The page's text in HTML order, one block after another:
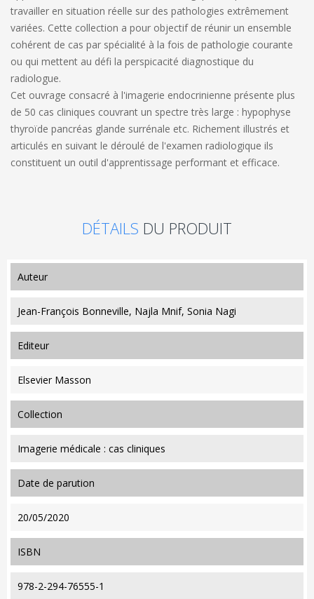
travailler en situation réelle sur des pathologies extrêmement
variées. Cette collection a pour objectif de réunir un ensemble
cohérent de cas par spécialité à la fois de pathologie courante
ou qui mettent au défi la perspicacité diagnostique du
radiologue.
Cet ouvrage consacré à l'imagerie endocrinienne présente plus
de 50 cas cliniques couvrant un spectre très large : hypophyse
thyroïde pancréas glande surrénale etc. Richement illustrés et
articulés en suivant le déroulé de l'examen radiologique ils
constituent un outil d'apprentissage performant et efficace.
DÉTAILS DU PRODUIT
auteur
Jean-François Bonneville, Najla Mnif, Sonia Nagi
editeur
Elsevier Masson
collection
Imagerie médicale : cas cliniques
date de parution
20/05/2020
ISBN
978-2-294-76555-1